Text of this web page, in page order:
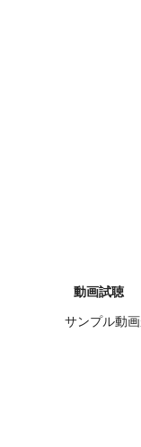
動画試聴
サンプル動